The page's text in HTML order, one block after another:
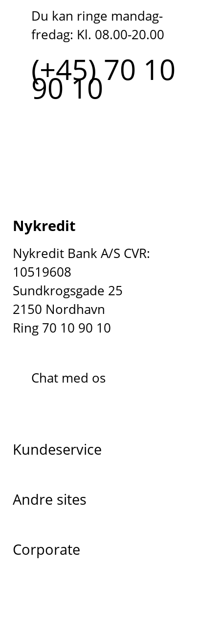
Du kan ringe mandag-
fredag: Kl. 08.00-20.00
(+45) 70 10
90 10
Nykredit
Nykredit Bank A/S CVR:
10519608
Sundkrogsgade 25
2150 Nordhavn
Ring 70 10 90 10
Chat med os
Kundeservice
Andre sites
Corporate